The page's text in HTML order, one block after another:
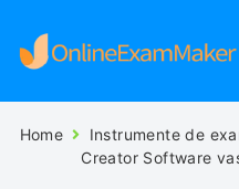
Home Instrumente de
Creator Software